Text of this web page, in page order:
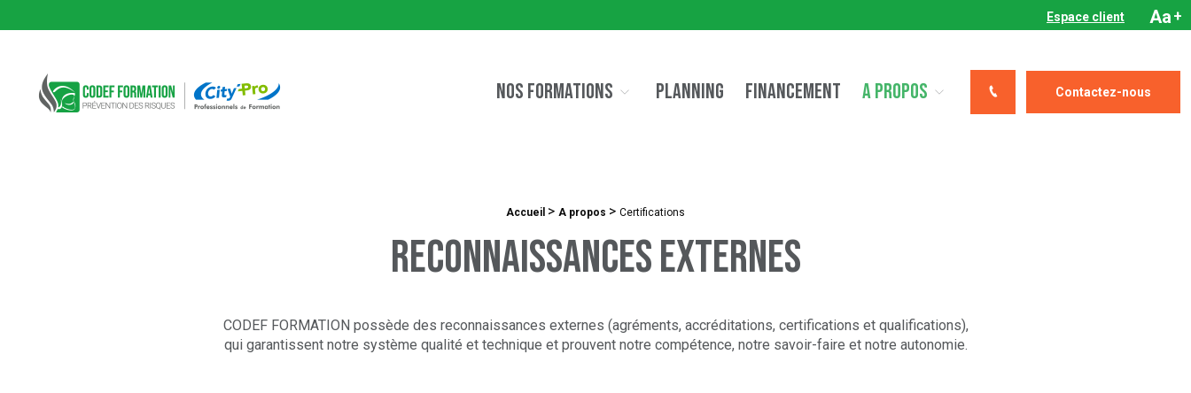
Espace client Aa +
NOS FORMATIONS PLANNING FINANCEMENT A PROPOS Contactez-nous
Accueil > A propos > Certifications
Reconnaissances externes
CODEF FORMATION possède des reconnaissances externes (agréments, accréditations, certifications et qualifications),
qui garantissent notre système qualité et technique et prouvent notre compétence, notre savoir-faire et notre autonomie.